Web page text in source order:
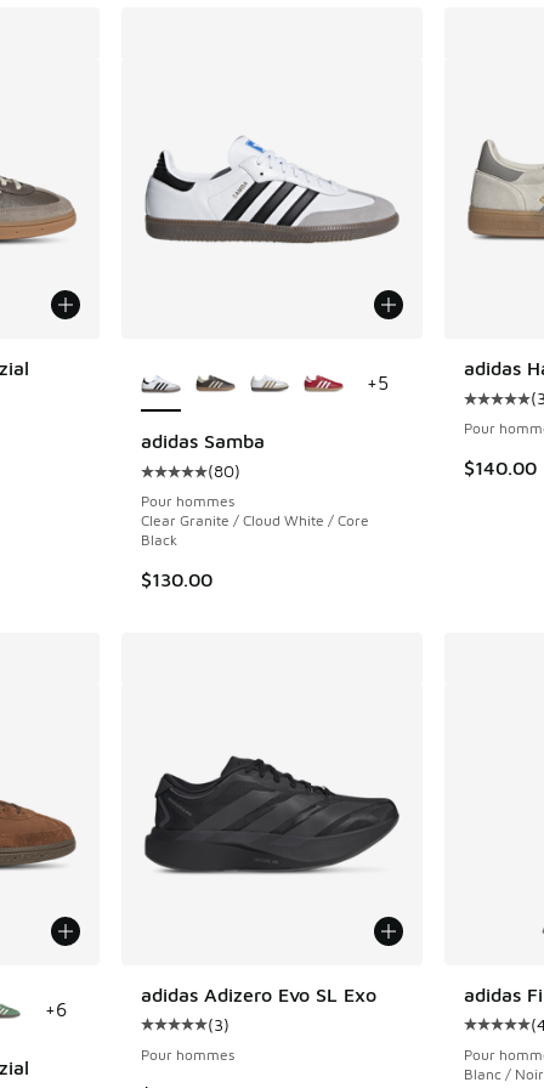
- [5 sur 5 étoiles], 35 commentaires
adidas Samba
Cote moyenne du client - [5 sur 5 étoiles], 80
(80)
Pour hommes
Clear Granite / Cloud White / Core
Black
$130.00
+5
adidas
Cote
(
Pour
$140.00
+6
adidas Adizero Evo SL Exo
Cote moyenne du client - [5 sur 5 étoiles], 3
(3)
Pour hommes
adidas
Cote
(
Pour
Blanc / Noir